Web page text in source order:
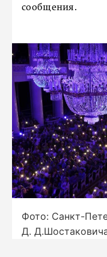
сообщения.
Фото: Санкт-
Д.